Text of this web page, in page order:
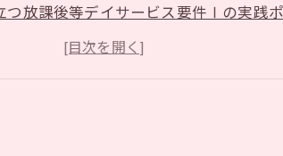
つ放課後等デイサービス要件Ⅰの実践
ービスで求められる任用や賃金体系の整